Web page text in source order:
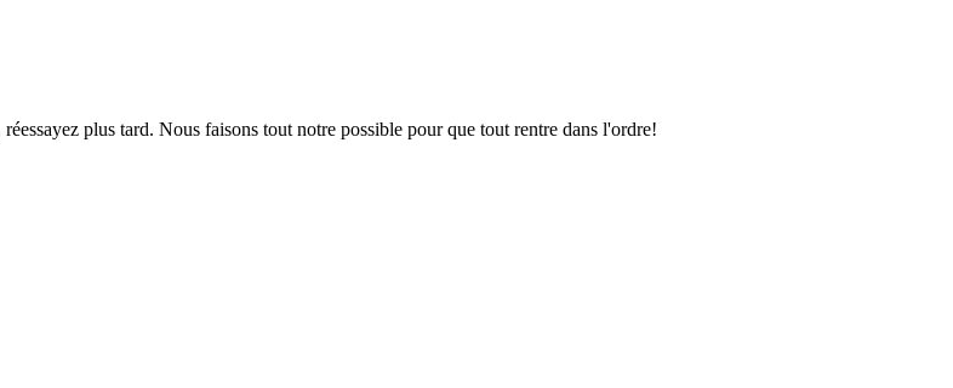
plus tard. Nous faisons tout notre possible pour que tout rentre dans l'ordre!